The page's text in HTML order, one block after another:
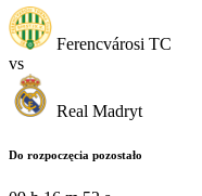
Ferencvárosi TC
vs
Real Madryt
Do rozpoczęcia pozostało